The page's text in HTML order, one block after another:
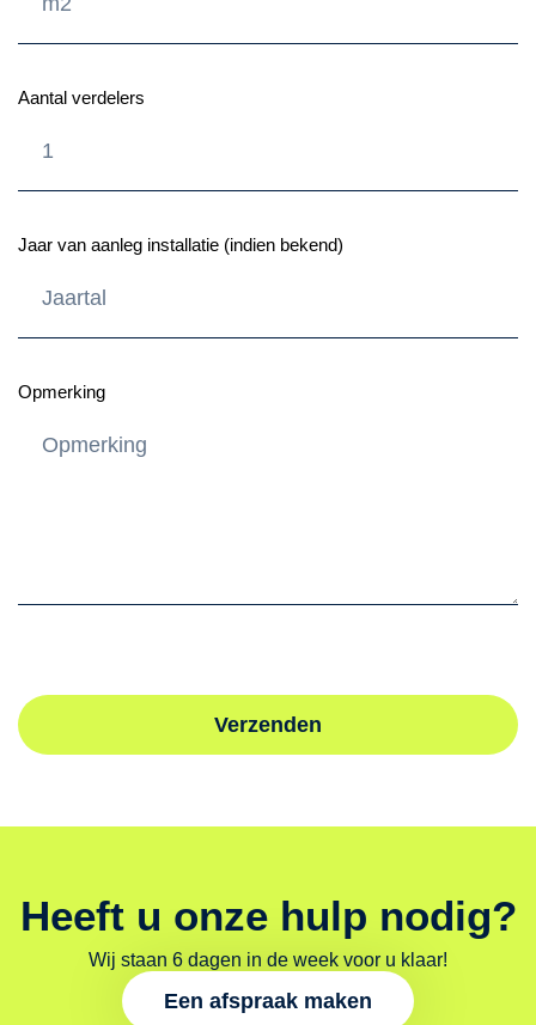
Aantal verdelers
Jaar van aanleg installatie (indien bekend)
Opmerking
Verzenden
Heeft u onze hulp nodig?
Wij staan 6 dagen in de week voor u klaar!
Een afspraak maken